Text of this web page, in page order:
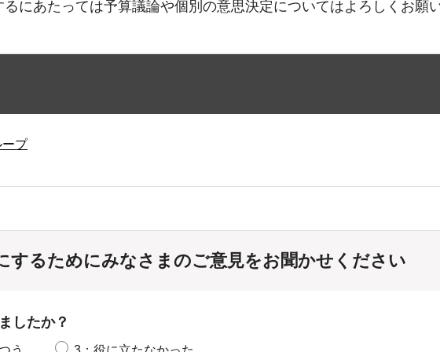
にあたっては予算議論や個別の意思決定についてはよろしくお願い
プ
するためにみなさまのご意見をお聞かせください
したか？